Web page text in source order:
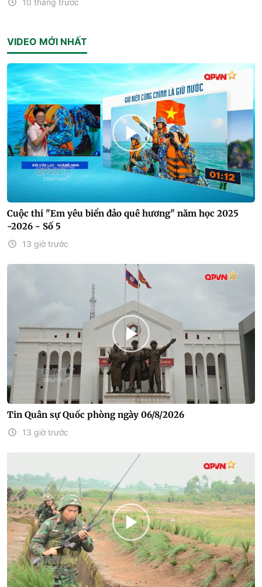
VIDEO MỚI NHẤT
Cuộc thi "Em yêu biển đảo quê hương" năm học 2025
-2026 - Số 5
13 giờ trước
Tin Quân sự Quốc phòng ngày 06/8/2026
13 giờ trước